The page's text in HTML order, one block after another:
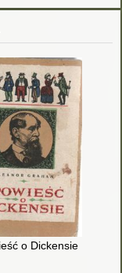
duchuo Dickensie